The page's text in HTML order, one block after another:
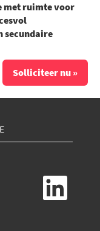
met ruimte voor
secundaire
Solliciteer nu »
O
e